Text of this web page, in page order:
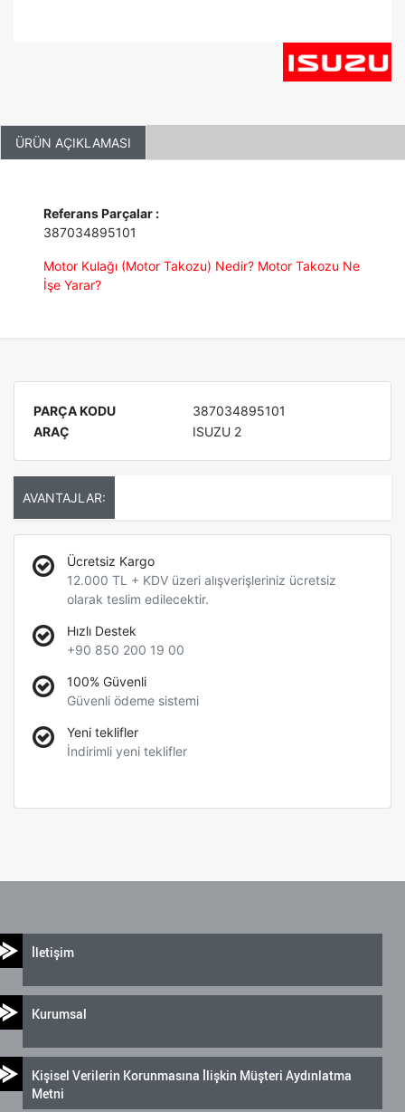
ÜRÜN AÇIKLAMASI
Referans Parçalar :
387034895101
Motor Kulağı (Motor Takozu) Nedir? Motor Takozu Ne
İşe Yarar?
PARÇA KODU
387034895101
ARAÇ
ISUZU 2
AVANTAJLAR:
Ücretsiz Kargo
12.000 TL + KDV üzeri alışverişleriniz ücretsiz
olarak teslim edilecektir.
Hızlı Destek
+90 850 200 19 00
100% Güvenli
Güvenli ödeme sistemi
Yeni teklifler
İndirimli yeni teklifler
İletişim
Kurumsal
Kişisel Verilerin Korunmasına İlişkin Müşteri Aydınlatma
Metni